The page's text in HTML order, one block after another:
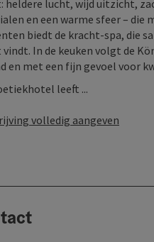
heldere lucht, wijd uitzicht,
en een warme sfeer – die
biedt de kracht-spa, die
vindt. In de keuken volgt de
en met een fijn gevoel voor
leeft ...
volledig aangeven